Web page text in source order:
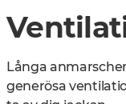
Långa
generösa